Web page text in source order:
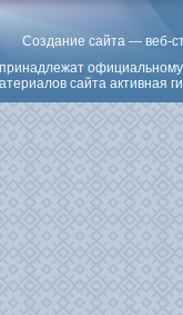
Создание сайта — веб-
сайта активная